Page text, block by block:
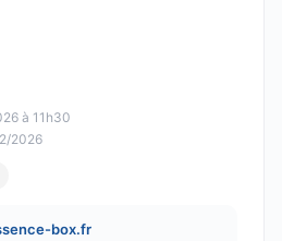
à 11h30
2026
box.fr